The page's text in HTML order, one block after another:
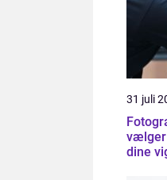
31 juli
Fotograf
vælger
dine